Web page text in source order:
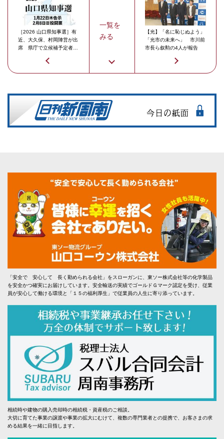
［2026 山口県知事選］有
近、大久保、村岡陣営が出
席 県庁で立候補予定者説
一覧を
みる
【光】「名に恥じぬよう」
「光市の未来へ」 市川前
市長ら叙勲の4人が報告
「安全で 安心して 長く勤められる会社」をスローガンに、東ソー株式会社等の化学製品
を安全かつ確実にお届けしています。安全輸送の実績でゴールドＧマーク認定を受け、従業
員が安心して働ける環境と「１５の福利厚生」で従業員の人生に寄り添っています。
相続時や建物の購入売却時の相続税・資産税のご相談。
大切に育てた事業の譲渡や事業の拡大にむけて、複数の専門業者との提携で、お客さまの求
める結果を一緒に目指します。